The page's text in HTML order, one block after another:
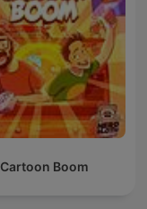
Cartoon Boom